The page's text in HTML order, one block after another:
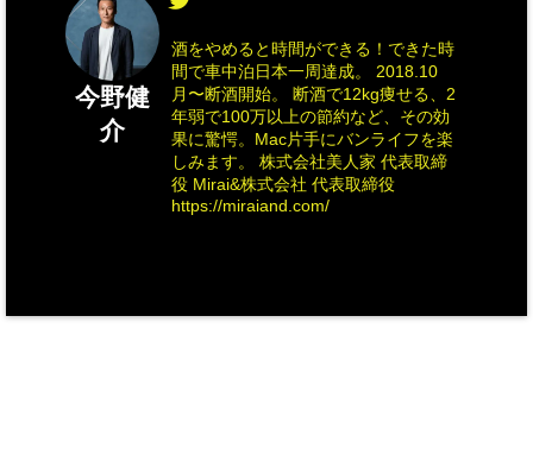
今野健
介
酒をやめると時間ができる！できた時
間で車中泊日本一周達成。 2018.10
月〜断酒開始。 断酒で12kg痩せる、2
年弱で100万以上の節約など、その効
果に驚愕。Mac片手にバンライフを楽
しみます。 株式会社美人家 代表取締
役 Mirai&株式会社 代表取締役
https://miraiand.com/